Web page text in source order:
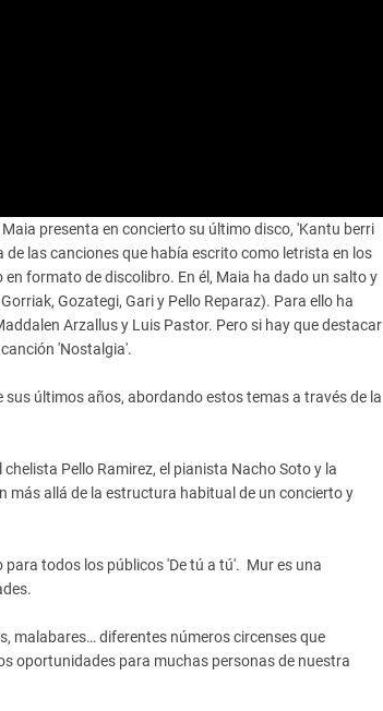
presenta en concierto su último disco, 'Kantu berri
las canciones que había escrito como letrista en los
formato de discolibro. En él, Maia ha dado un salto y
Gozategi, Gari y Pello Reparaz). Para ello ha
Arzallus y Luis Pastor. Pero si hay que destacar
'Nostalgia'.
últimos años, abordando estos temas a través de la
Pello Ramirez, el pianista Nacho Soto y la
más allá de la estructura habitual de un concierto y
para todos los públicos 'De tú a tú'. Mur es una
malabares… diferentes números circenses que
oportunidades para muchas personas de nuestra